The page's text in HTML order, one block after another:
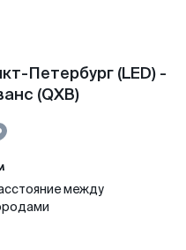
Петербург (LED) -
(QXB)
между